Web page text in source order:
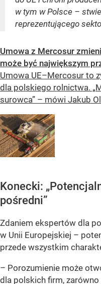
w tym w Polsce –
reprezentującego
Umowa z Mercosur
może być największym
Umowa UE–Mercosur to
dla polskiego rolnictwa.
surowca” – mówi Jakub
Konecki:
pośredni”
Zdaniem ekspertów dla
w Unii Europejskiej –
przede wszystkim
– Porozumienie może
dla polskich firm,